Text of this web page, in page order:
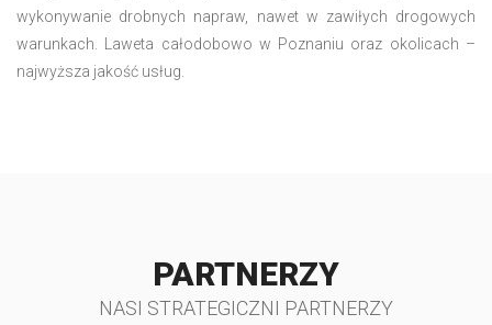
wykonywanie drobnych napraw, nawet w zawiłych drogowych
warunkach. Laweta całodobowo w Poznaniu oraz okolicach –
najwyższa jakość usług.
PARTNERZY
NASI STRATEGICZNI PARTNERZY